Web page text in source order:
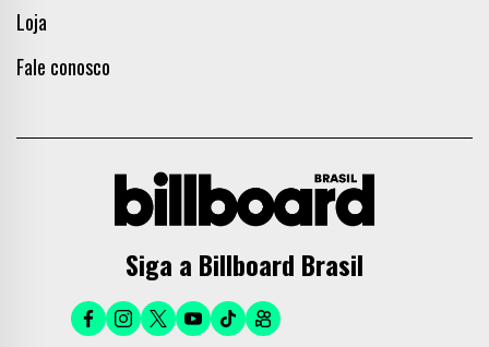
Loja
Fale conosco
Siga a Billboard Brasil